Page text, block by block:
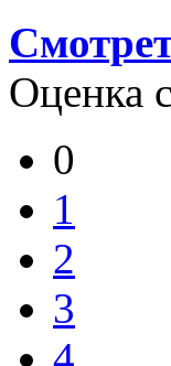
Оценка
0
1
2
3